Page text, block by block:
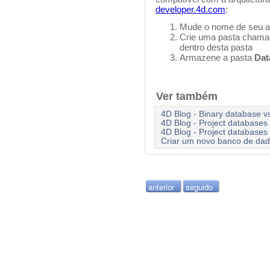
developer.4d.com:
Mude o nome de seu
Crie uma pasta
dentro desta pasta
Armazene a pasta
Ver também
4D Blog - Binary database
4D Blog - Project
4D Blog - Project
Criar um novo banco de
anterior seguido